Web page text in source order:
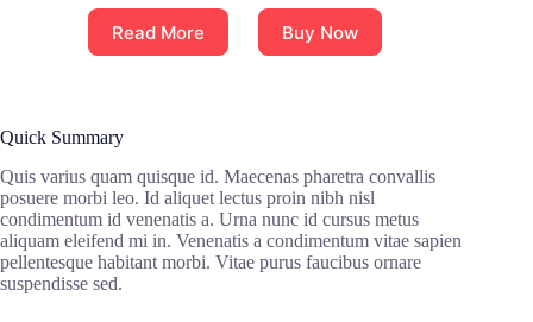
Read More Buy Now
Quick Summary
Quis varius quam quisque id. Maecenas pharetra convallis
posuere morbi leo. Id aliquet lectus proin nibh nisl
condimentum id venenatis a. Urna nunc id cursus metus
aliquam eleifend mi in. Venenatis a condimentum vitae sapien
pellentesque habitant morbi. Vitae purus faucibus ornare
suspendisse sed.